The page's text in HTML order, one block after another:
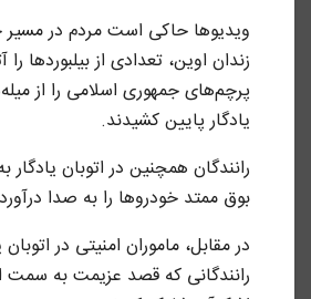
ویدیو‌ها حاکی است مردم در
زندان اوین، تعدادی از بیلبوردها
پرچم‌های جمهوری اسلامی را از
یادگار پایین کشیدند.
رانندگان همچنین در اتوبان
بوق ممتد خودروها را به صدا
در مقابل، ماموران امنیتی در اتوبان
رانندگانی که قصد عزیمت به سمت